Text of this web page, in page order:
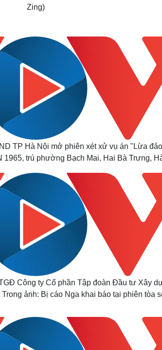
Zing)
TP Hà Nội mở phiên xét xử vụ án "Lừa
trú phường Bạch Mai, Hai Bà Trưng,
Công ty Cổ phần Tập đoàn Đầu tư Xây
ảnh: Bị cáo Nga khai báo tại phiên tòa